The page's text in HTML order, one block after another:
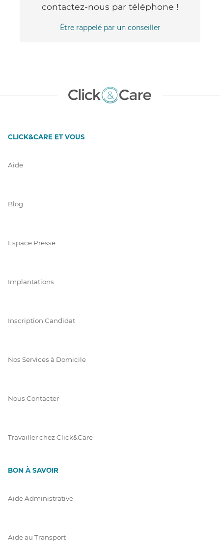
contactez-nous par téléphone !
Être rappelé par un conseiller
CLICK&CARE ET VOUS
Aide
Blog
Espace Presse
Implantations
Inscription Candidat
Nos Services à Domicile
Nous Contacter
Travailler chez Click&Care
BON À SAVOIR
Aide Administrative
Aide au Transport